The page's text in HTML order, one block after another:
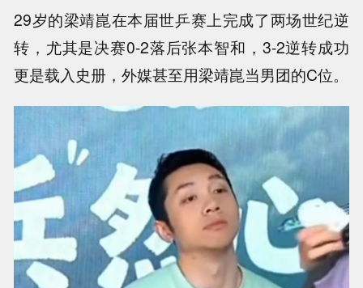
29岁的梁靖崑在本届世乒赛上完成了两场世纪逆
转，尤其是决赛0-2落后张本智和，3-2逆转成功
更是载入史册，外媒甚至用梁靖崑当男团的C位。